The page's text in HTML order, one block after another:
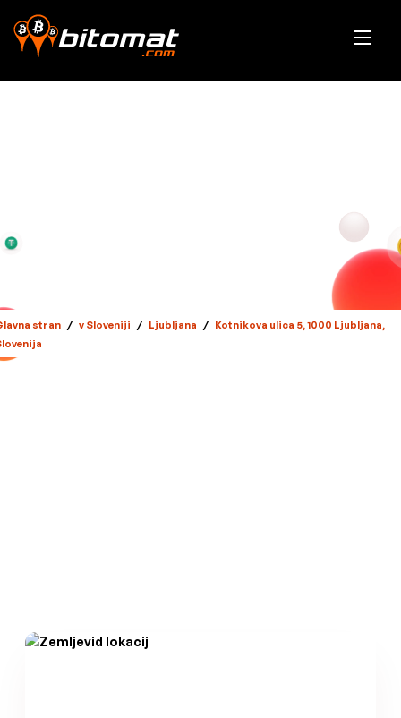
stran / v Sloveniji / Ljubljana / Kotnikova ulica 5, 1000 Ljubljana,